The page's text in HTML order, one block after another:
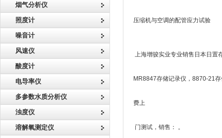
烟气分析仪
照度计
噪音计
风速仪
酸度计
电导率仪
多参数水质分析仪
浊度仪
溶解氧测定仪
压缩机与空调的配管应力试验
上海增骏实业专业销售日本日置
MR8847存储记录仪，8870-21
费上
门测试，销售： 。